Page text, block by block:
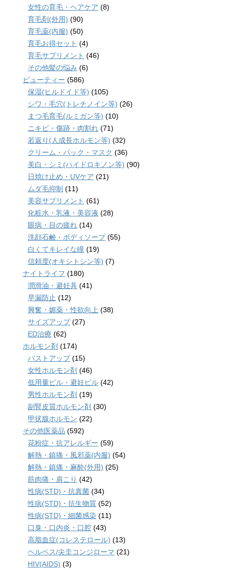
女性の育毛・ヘアケア (8)
育毛剤(外用) (90)
育毛薬(内服) (50)
育毛お得セット (4)
育毛サプリメント (46)
その他髪の悩み (6)
ビューティー (586)
保湿(ヒルドイド等) (105)
シワ・毛穴(トレチノイン等) (26)
まつ毛育毛(ルミガン等) (10)
ニキビ・傷跡・肉割れ (71)
若返り(人成長ホルモン等) (32)
クリーム・パック・マスク (36)
美白・シミ(ハイドロキノン等) (90)
日焼け止め・UVケア (21)
ムダ毛抑制 (11)
美容サプリメント (61)
化粧水・乳液・美容液 (28)
眼病・目の疲れ (14)
洗顔石鹸・ボディソープ(55)
白くてキレイな瞳 (19)
信頼度(オキシトシン等) (7)
ナイトライフ (180)
潤滑油・避妊具 (41)
早漏防止 (12)
興奮・媚薬・性欲向上 (38)
サイズアップ(27)
ED治療 (62)
ホルモン剤 (174)
バストアップ(15)
女性ホルモン剤 (46)
低用量ピル・避妊ピル (42)
男性ホルモン剤 (19)
副腎皮質ホルモン剤 (30)
甲状腺ホルモン (22)
その他医薬品 (592)
花粉症・抗アレルギー (59)
解熱・鎮痛・風邪薬(内服) (54)
解熱・鎮痛・麻酔(外用) (25)
筋肉痛・肩こり (42)
性病(STD)・抗真菌 (34)
性病(STD)・抗生物質 (52)
性病(STD)・細菌感染 (11)
口臭・口内炎・口腔 (43)
高脂血症(コレステロール) (13)
ヘルペス/尖圭コンジローマ (21)
HIV(AIDS) (3)